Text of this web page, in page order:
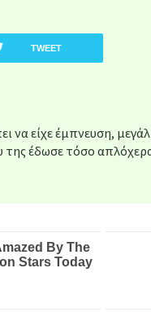
TWEET
να είχε έμπνευση,
έδωσε τόσο